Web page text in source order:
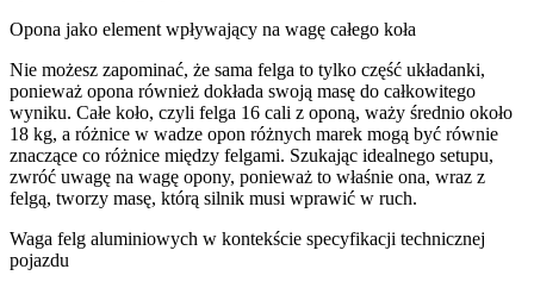
Opona jako element wpływający na wagę całego koła
Nie możesz zapominać, że sama felga to tylko część układanki,
ponieważ opona również dokłada swoją masę do całkowitego
wyniku. Całe koło, czyli felga 16 cali z oponą, waży średnio około
18 kg, a różnice w wadze opon różnych marek mogą być równie
znaczące co różnice między felgami. Szukając idealnego setupu,
zwróć uwagę na wagę opony, ponieważ to właśnie ona, wraz z
felgą, tworzy masę, którą silnik musi wprawić w ruch.
Waga felg aluminiowych w kontekście specyfikacji technicznej
pojazdu